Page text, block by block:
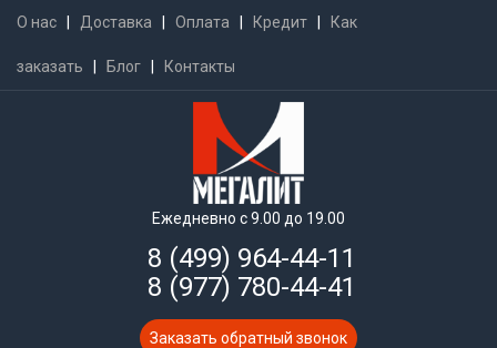
О нас Доставка Оплата Кредит Как
заказать Блог Контакты
Ежедневно с 9.00 до 19.00
8 (499) 964-44-11
8 (977) 780-44-41
Заказать обратный звонок